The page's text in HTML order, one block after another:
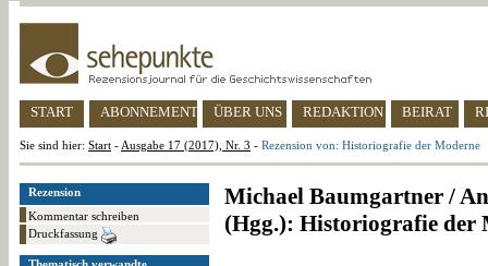
START ABONNEMENT ÜBER UNS REDAKTION BEIRAT
Sie sind hier: Start - Ausgabe 17 (2017), Nr. 3 - Rezension von: Historiografie der Moderne
Rezension
Kommentar schreiben
Druckfassung
Michael Baumgartner /
(Hgg.): Historiografie der